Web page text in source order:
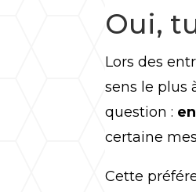
Oui,
Lors des
sens le plus
question :
certaine
Cette